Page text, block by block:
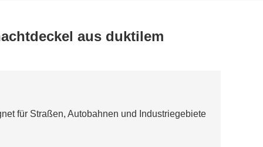
aus duktilem
für Straßen, Autobahnen und Industriegebiete